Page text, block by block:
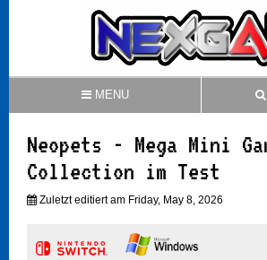
MENU
Neopets - Mega Mini
Collection im Test
Zuletzt editiert am Friday, May 8, 2026